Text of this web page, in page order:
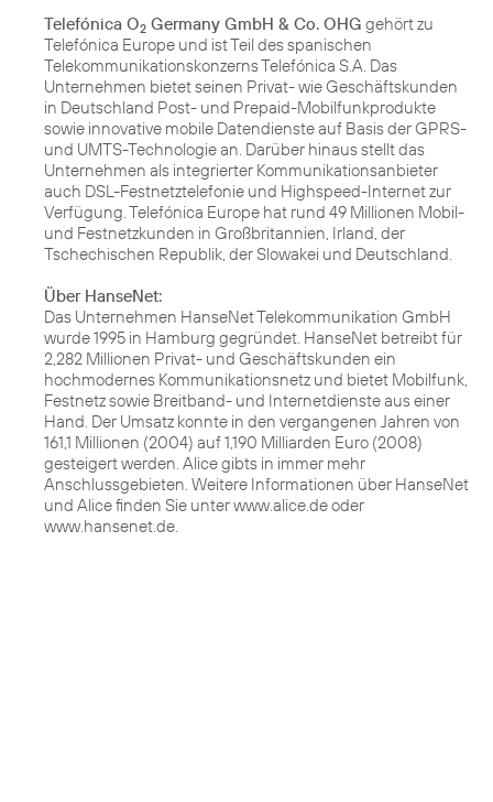
Telefónica O2 Germany GmbH & Co. OHG gehört zu
Telefónica Europe und ist Teil des spanischen
Telekommunikationskonzerns Telefónica S.A. Das
Unternehmen bietet seinen Privat- wie Geschäftskunden
in Deutschland Post- und Prepaid-Mobilfunkprodukte
sowie innovative mobile Datendienste auf Basis der GPRS-
und UMTS-Technologie an. Darüber hinaus stellt das
Unternehmen als integrierter Kommunikationsanbieter
auch DSL-Festnetztelefonie und Highspeed-Internet zur
Verfügung. Telefónica Europe hat rund 49 Millionen Mobil-
und Festnetzkunden in Großbritannien, Irland, der
Tschechischen Republik, der Slowakei und Deutschland.
Über HanseNet:
Das Unternehmen HanseNet Telekommunikation GmbH
wurde 1995 in Hamburg gegründet. HanseNet betreibt für
2,282 Millionen Privat- und Geschäftskunden ein
hochmodernes Kommunikationsnetz und bietet Mobilfunk,
Festnetz sowie Breitband- und Internetdienste aus einer
Hand. Der Umsatz konnte in den vergangenen Jahren von
161,1 Millionen (2004) auf 1,190 Milliarden Euro (2008)
gesteigert werden. Alice gibts in immer mehr
Anschlussgebieten. Weitere Informationen über HanseNet
und Alice finden Sie unter www.alice.de oder
www.hansenet.de.